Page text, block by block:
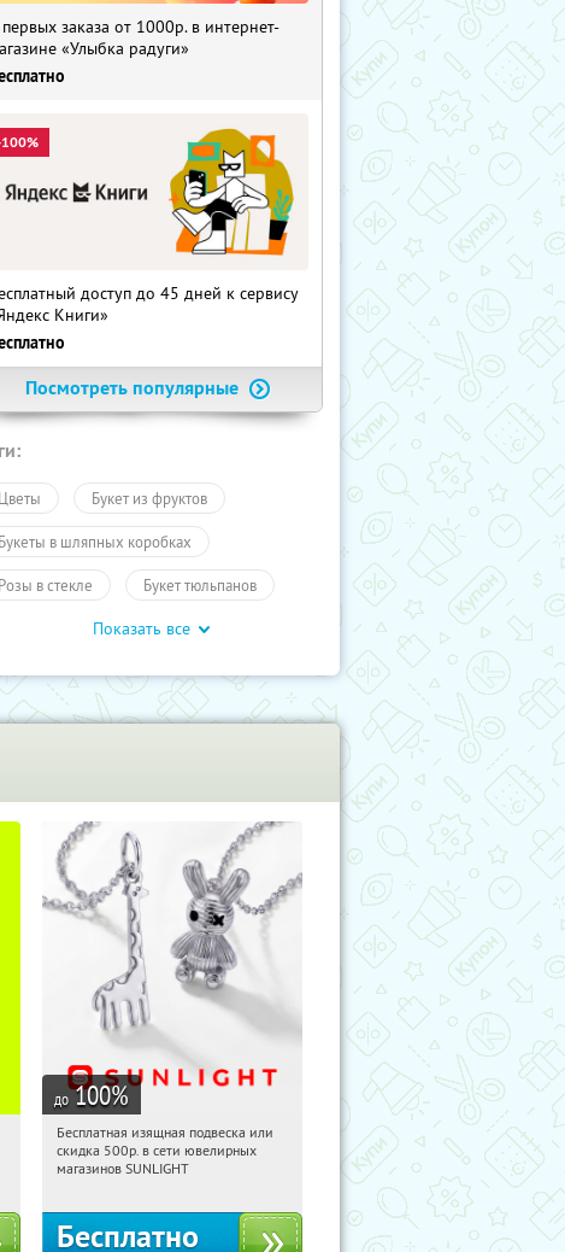
заказа от 1000р. в интернет-
«Улыбка радуги»
доступ до 45 дней к сервису
Книги»
Посмотреть популярные
Цветы Букет из фруктов
Букеты в шляпных коробках
Розы в стекле Букет тюльпанов
Подарки, сувениры
Подарки Промокоды
Показать все
до 100%
22:10:17 Получили:
Россия
Бесплатная изящная подвеска или
скидка 500р. в сети ювелирных
магазинов SUNLIGHT
Бесплатно